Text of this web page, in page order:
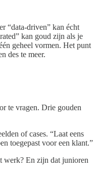
“data-driven” kan écht
kan goud zijn als je
geheel vormen. Het punt
des te meer.
te vragen. Drie gouden
of cases. “Laat eens
toegepast voor een klant.”
werk? En zijn dat junioren